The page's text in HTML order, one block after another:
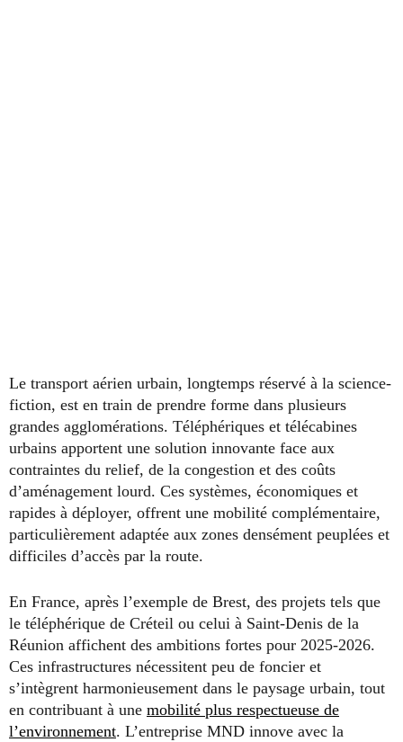
Le transport aérien urbain, longtemps réservé à la science-
fiction, est en train de prendre forme dans plusieurs
grandes agglomérations. Téléphériques et télécabines
urbains apportent une solution innovante face aux
contraintes du relief, de la congestion et des coûts
d’aménagement lourd. Ces systèmes, économiques et
rapides à déployer, offrent une mobilité complémentaire,
particulièrement adaptée aux zones densément peuplées et
difficiles d’accès par la route.
En France, après l’exemple de Brest, des projets tels que
le téléphérique de Créteil ou celui à Saint-Denis de la
Réunion affichent des ambitions fortes pour 2025-2026.
Ces infrastructures nécessitent peu de foncier et
s’intègrent harmonieusement dans le paysage urbain, tout
en contribuant à une mobilité plus respectueuse de
l’environnement. L’entreprise MND innove avec la